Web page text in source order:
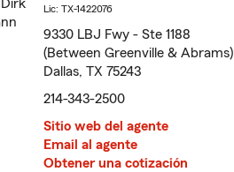
Lic: TX-1422076
9330 LBJ Fwy - Ste 1188
(Between Greenville & Abrams)
Dallas, TX 75243
214-343-2500
Sitio web del agente
Email al agente
Obtener una cotización